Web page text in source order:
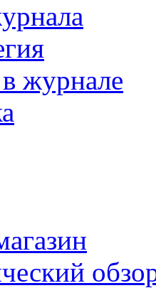
журнале